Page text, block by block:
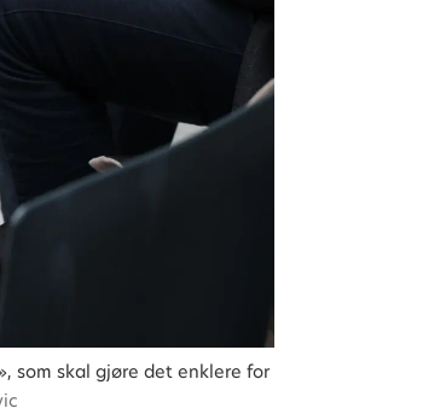
som skal gjøre det enklere for